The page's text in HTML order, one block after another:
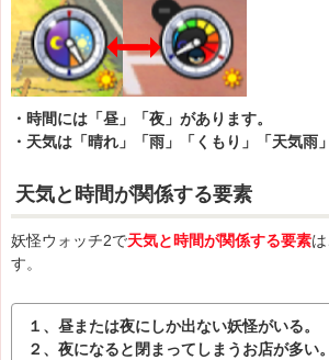
・時間には「昼」「夜」があります。
・天気は「晴れ」「雨」「くもり」「天気雨
天気と時間が関係する要素
妖怪ウォッチ2で天気と時間が関係する要素
す。
１、昼または夜にしか出ない妖怪がいる。
２、夜になると閉まってしまうお店が多い。